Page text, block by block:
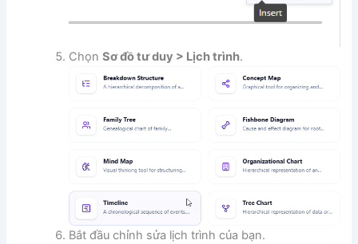
ChọnSơ đồ tư duy > Lịch trình.
Bắt đầu chỉnh sửa lịch trình của bạn.